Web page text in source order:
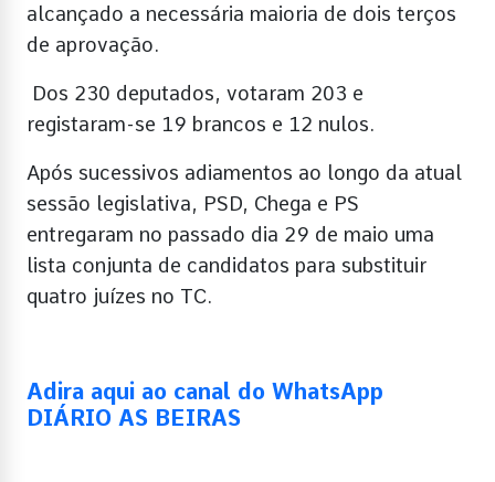
alcançado a necessária maioria de dois terços
de aprovação.
Dos 230 deputados, votaram 203 e
registaram-se 19 brancos e 12 nulos.
Após sucessivos adiamentos ao longo da atual
sessão legislativa, PSD, Chega e PS
entregaram no passado dia 29 de maio uma
lista conjunta de candidatos para substituir
quatro juízes no TC.
Adira aqui ao canal do WhatsApp
DIÁRIO AS BEIRAS